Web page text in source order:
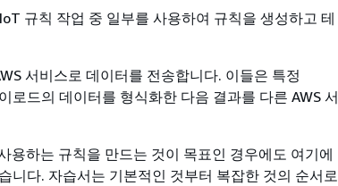
규칙 작업 중 일부를 사용하여 규칙을 생성하고 테
서비스로 데이터를 전송합니다. 이들은 특정
로드의 데이터를 형식화한 다음 결과를 다른 AWS 서
용하는 규칙을 만드는 것이 목표인 경우에도 여기에
니다. 자습서는 기본적인 것부터 복잡한 것의 순서로